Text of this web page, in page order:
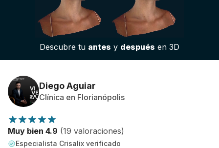
Plataforma 3D de negocio
Planes y Precios
Reseñas de pacientes
Descubre tu antes y después en 3D
Diego Aguiar
Clínica en Florianópolis
Muy bien 4.9 (19 valoraciones)
Especialista Crisalix verificado